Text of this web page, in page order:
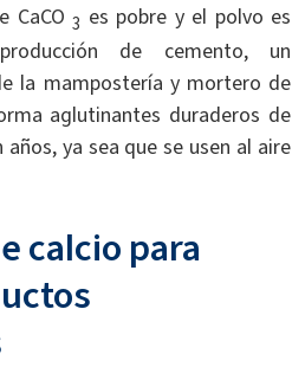
CaCO3 es pobre y el polvo es
de cemento, un
la mampostería y mortero de
aglutinantes duraderos de
ya sea que se usen al aire
calcio para